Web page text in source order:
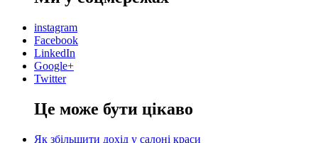
instagram
Facebook
LinkedIn
Google+
Twitter
Це може бути цікаво
Як збільшити дохід у салоні краси